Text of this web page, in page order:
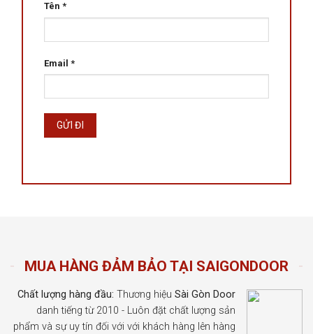
Tên *
Email *
MUA HÀNG ĐẢM BẢO TẠI SAIGONDOOR
Chất lượng hàng đầu: Thương hiệu Sài Gòn Door
danh tiếng từ 2010 - Luôn đặt chất lượng sản
phẩm và sự uy tín đối với với khách hàng lên hàng